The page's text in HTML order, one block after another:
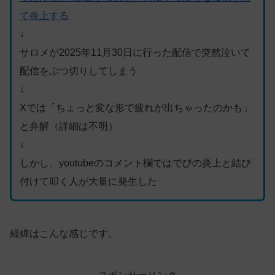
て炎上する
↓
サロメが2025年11月30日に行った配信で突然泣いて
配信をぶつ切りしてしまう
↓
Xでは「ちょっと変な形で疲れが出ちゃったのかも」
と弁解（詳細は不明）
↓
しかし、youtubeのコメント欄ではでびの炎上と結び
付けて叩く人が大量に発生した
経緯はこんな感じです。